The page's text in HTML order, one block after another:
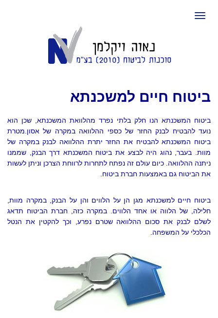
תפריט
חיים למשכנתא
המשכנתא הנו חלק בלתי נפרד מהלוואת המשכנתא, שכן הוא
להבטיח לבנק החזר של כספי ההלוואה במקרה של אסון.מטרת
המשכנתא להבטיח את החזר יתרת ההלוואה לבנק במקרה של
בעבר, נהוג היה לבצע את ביטוח המשכנתא דרך הבנק, שממנו
ההלוואה. כיום עולם זה נפתח לתחרות לרווחת הצרכן וניתן לעשות
הביטוח גם באמצעות חברת ביטוח.
חיים למשכנתא מגן הן על הלווים והן על הבנק, במקרה מוות,
של הלווה או אחד הלווים. במקרה כזה, חברת הביטוח תדאג
לבנק את סכום ההלוואה שטרם נפרע, וכך להקטין את הנטל
על המשפחה.